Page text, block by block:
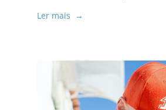
Ler mais →